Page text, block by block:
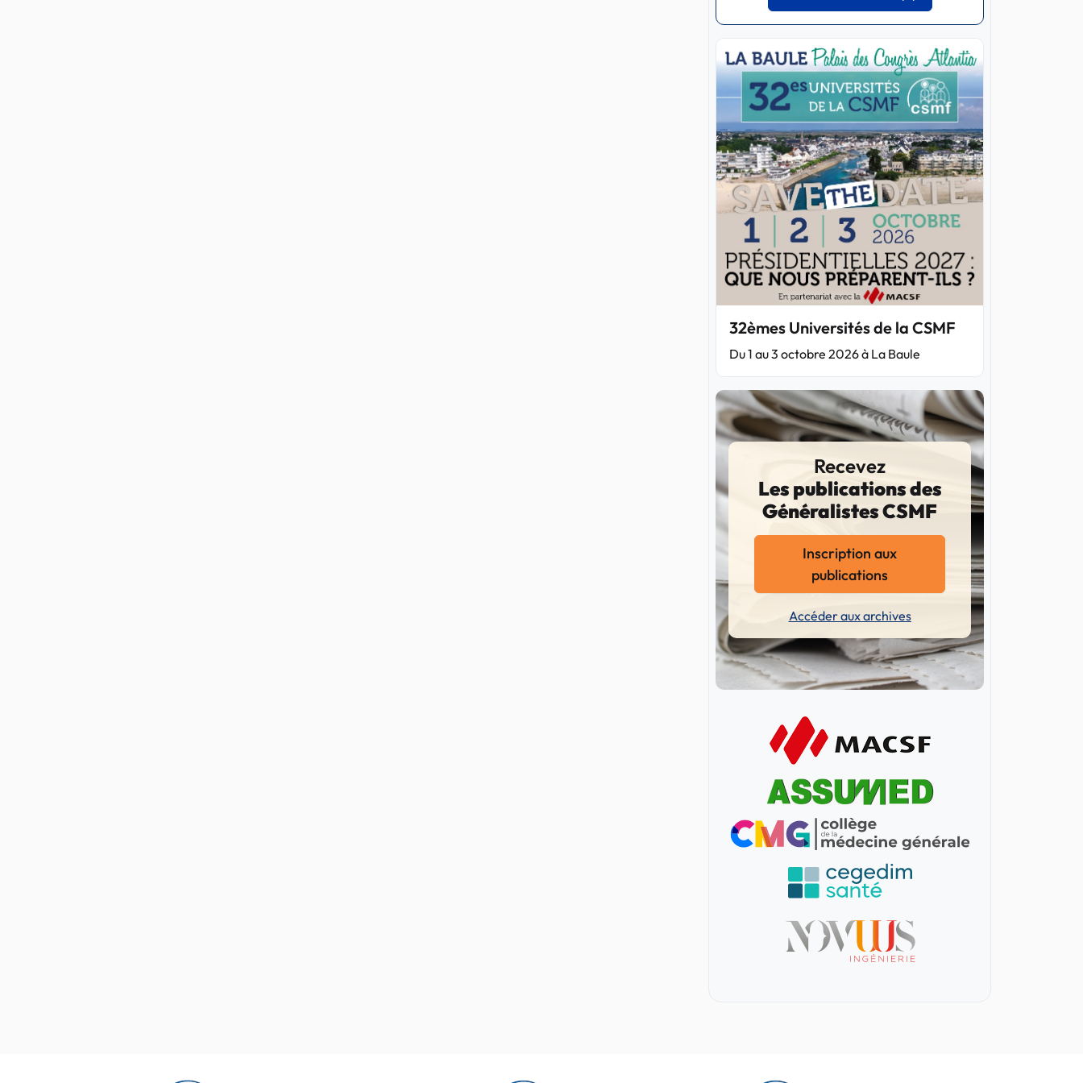
32èmes Universités de la CSMF
Du 1 au 3 octobre 2026 à La Baule
Recevez
Les publications des
Généralistes CSMF
Inscription aux
publications
Accéder aux archives